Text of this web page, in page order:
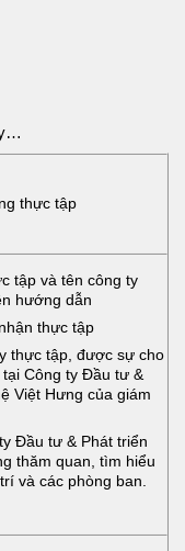
thực tập
tập và tên công ty
hướng dẫn
thực tập
thực tập, được sự cho
Công ty Đầu tư &
Việt Hưng của giám
Đầu tư & Phát triển
thăm quan, tìm hiểu
và các phòng ban.